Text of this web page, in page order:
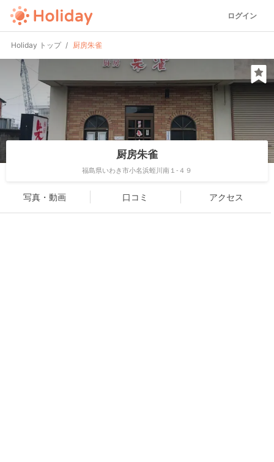
ログイン
Holiday トップ 厨房朱雀
厨房朱雀
福島県いわき市小名浜蛭川南１-４９
写真・動画 口コミ アクセス